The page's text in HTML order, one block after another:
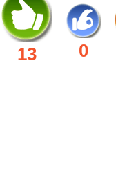
13 0